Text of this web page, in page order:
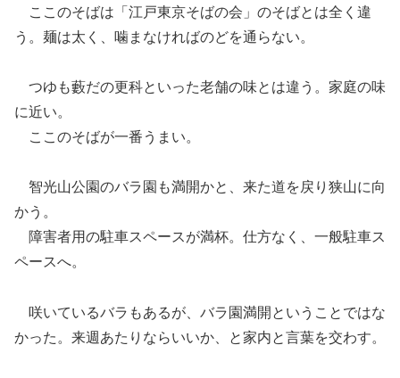
ここのそばは「江戸東京そばの会」のそばとは全く違
う。麺は太く、噛まなければのどを通らない。
つゆも藪だの更科といった老舗の味とは違う。家庭の味
に近い。
ここのそばが一番うまい。
智光山公園のバラ園も満開かと、来た道を戻り狭山に向
かう。
障害者用の駐車スペースが満杯。仕方なく、一般駐車ス
ペースへ。
咲いているバラもあるが、バラ園満開ということではな
かった。来週あたりならいいか、と家内と言葉を交わす。